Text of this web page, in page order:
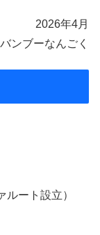
2026年4月
ンブーなんごく
ート設立）